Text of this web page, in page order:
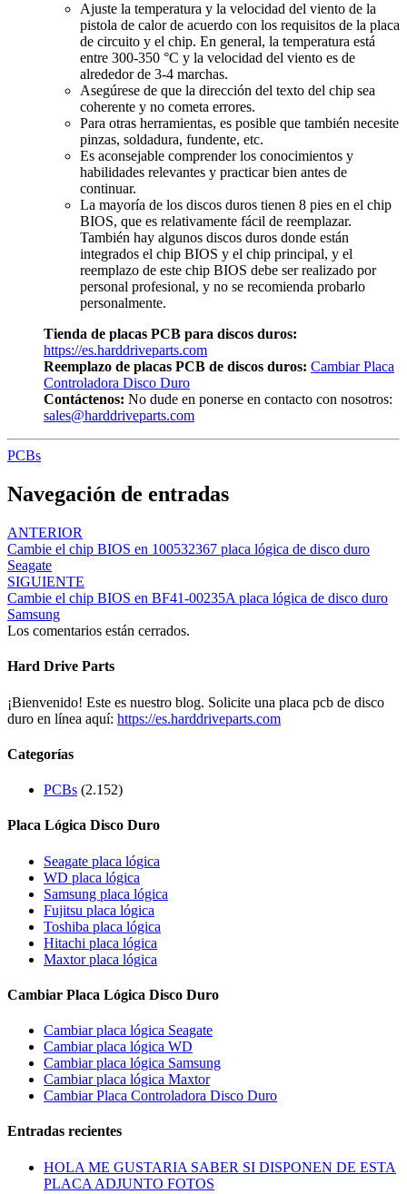
Ajuste la temperatura y la velocidad del viento de la
pistola de calor de acuerdo con los requisitos de la placa
de circuito y el chip. En general, la temperatura está
entre 300-350 °C y la velocidad del viento es de
alrededor de 3-4 marchas.
Asegúrese de que la dirección del texto del chip sea
coherente y no cometa errores.
Para otras herramientas, es posible que también necesite
pinzas, soldadura, fundente, etc.
Es aconsejable comprender los conocimientos y
habilidades relevantes y practicar bien antes de
continuar.
La mayoría de los discos duros tienen 8 pies en el chip
BIOS, que es relativamente fácil de reemplazar.
También hay algunos discos duros donde están
integrados el chip BIOS y el chip principal, y el
reemplazo de este chip BIOS debe ser realizado por
personal profesional, y no se recomienda probarlo
personalmente.
Tienda de placas PCB para discos duros:
https://es.harddriveparts.com
Reemplazo de placas PCB de discos duros: Cambiar Placa
Controladora Disco Duro
Contáctenos: No dude en ponerse en contacto con nosotros:
sales@harddriveparts.com
PCBs
Navegación de entradas
ANTERIOR
Cambie el chip BIOS en 100532367 placa lógica de disco duro
Seagate
SIGUIENTE
Cambie el chip BIOS en BF41-00235A placa lógica de disco duro
Samsung
Los comentarios están cerrados.
Hard Drive Parts
¡Bienvenido! Este es nuestro blog. Solicite una placa pcb de disco
duro en línea aquí: https://es.harddriveparts.com
Categorías
PCBs (2.152)
Placa Lógica Disco Duro
Seagate placa lógica
WD placa lógica
Samsung placa lógica
Fujitsu placa lógica
Toshiba placa lógica
Hitachi placa lógica
Maxtor placa lógica
Cambiar Placa Lógica Disco Duro
Cambiar placa lógica Seagate
Cambiar placa lógica WD
Cambiar placa lógica Samsung
Cambiar placa lógica Maxtor
Cambiar Placa Controladora Disco Duro
Entradas recientes
HOLA ME GUSTARIA SABER SI DISPONEN DE ESTA
PLACA ADJUNTO FOTOS